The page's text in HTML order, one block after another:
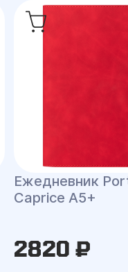
Ежедневник
Caprice A5+
2820 ₽